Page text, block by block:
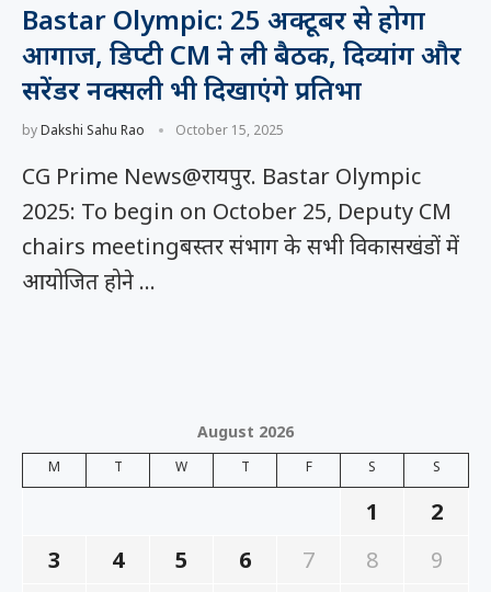
Bastar Olympic: 25 अक्टूबर से होगा
आगाज, डिप्टी CM ने ली बैठक, दिव्यांग और
सरेंडर नक्सली भी दिखाएंगे प्रतिभा
byDakshi Sahu Rao October 15, 2025
CG Prime News@रायपुर. Bastar Olympic
2025: To begin on October 25, Deputy CM
chairs meetingबस्तर संभाग के सभी विकासखंडों में
आयोजित होने …
August 2026
M T W T F S S
1
2
3
4 5 6 7 8
9